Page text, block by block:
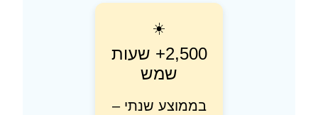
2,500+ שעות
שמש
בממוצע שנתי –